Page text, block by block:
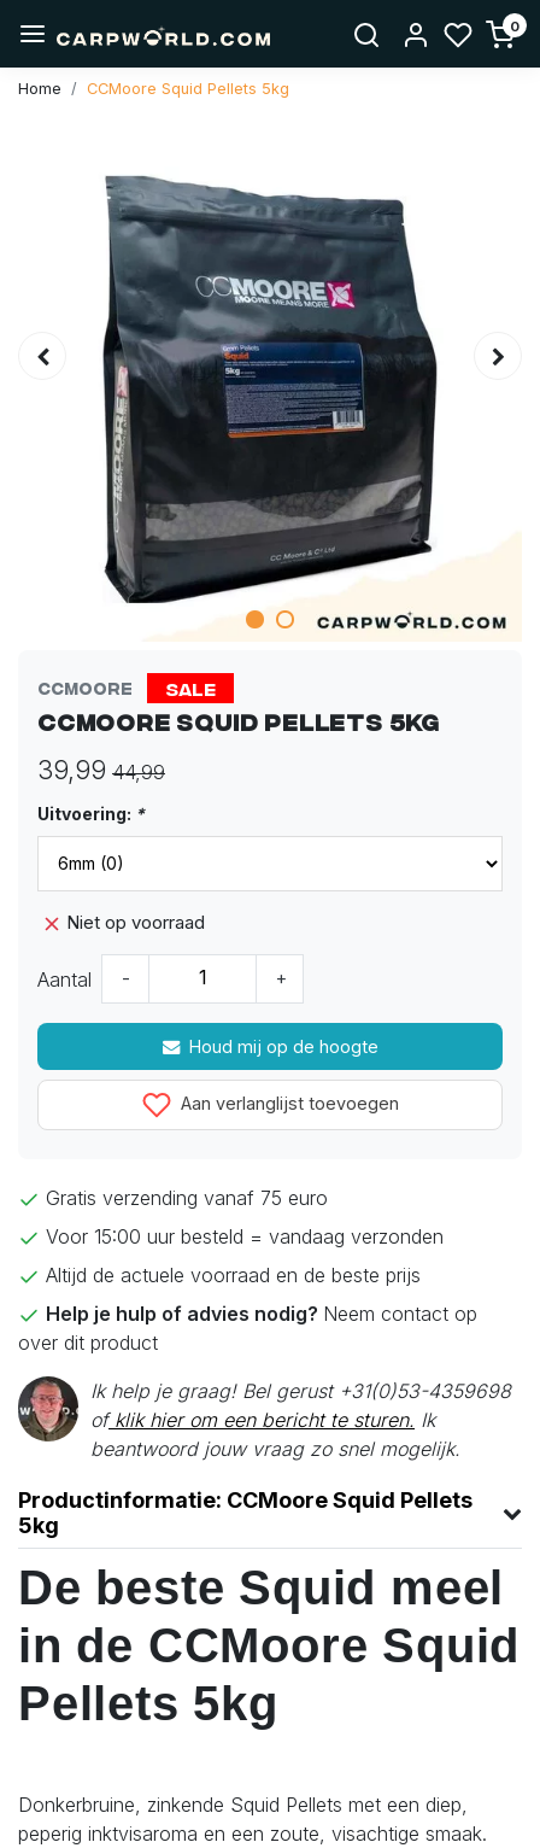
0
Home CCMoore Squid Pellets 5kg
CCMoore Sale
CCMoore Squid Pellets 5kg
39,99 44,99
Uitvoering: *
Niet op voorraad
Aantal - +
Houd mij op de hoogte
Aan verlanglijst toevoegen
Gratis verzending vanaf 75 euro
Voor 15:00 uur besteld = vandaag verzonden
Altijd de actuele voorraad en de beste prijs
Help je hulp of advies nodig? Neem contact op
over dit product
Ik help je graag! Bel gerust +31(0)53-4359698
ofklik hier om een bericht te sturen. Ik
beantwoord jouw vraag zo snel mogelijk.
Productinformatie: CCMoore Squid Pellets
5kg
De beste Squid meel
in de CCMoore Squid
Pellets 5kg
Donkerbruine, zinkende Squid Pellets met een diep,
peperig inktvisaroma en een zoute, visachtige smaak.